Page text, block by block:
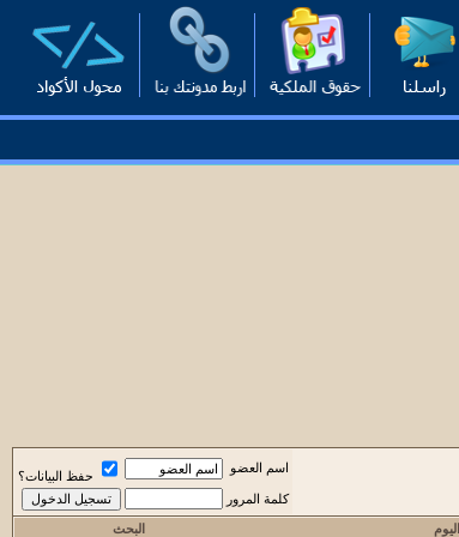
اسم العضو
حفظ البيانات؟
كلمة المرور
البحث